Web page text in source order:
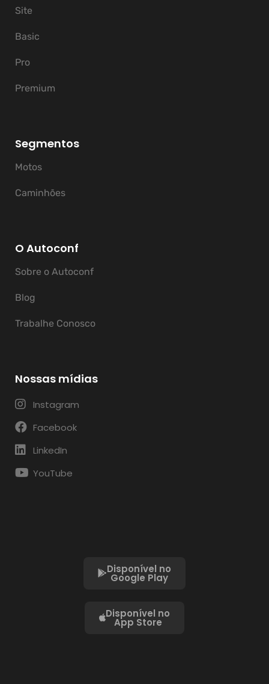
Site
Basic
Pro
Premium
Segmentos
Motos
Caminhões
O Autoconf
Sobre o Autoconf
Blog
Trabalhe Conosco
Nossas mídias
Instagram
Facebook
LinkedIn
YouTube
Disponível no
Google Play
Disponível no
App Store